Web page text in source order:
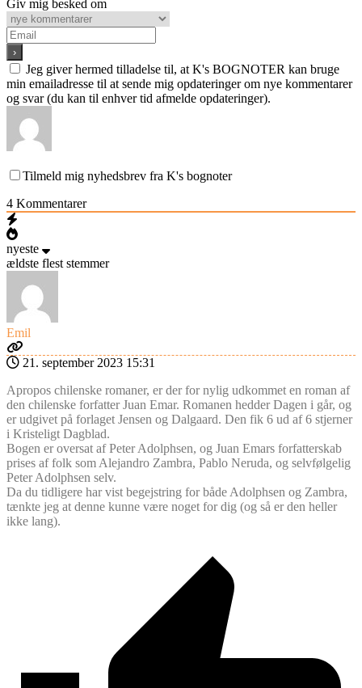
Giv mig besked om
Jeg giver hermed tilladelse til, at K's BOGNOTER kan bruge
min emailadresse til at sende mig opdateringer om nye kommentarer
og svar (du kan til enhver tid afmelde opdateringer).
Tilmeld mig nyhedsbrev fra K's bognoter
4 Kommentarer
nyeste
ældste flest stemmer
Emil
21. september 2023 15:31
Apropos chilenske romaner, er der for nylig udkommet en roman af
den chilenske forfatter Juan Emar. Romanen hedder Dagen i går, og
er udgivet på forlaget Jensen og Dalgaard. Den fik 6 ud af 6 stjerner
i Kristeligt Dagblad.
Bogen er oversat af Peter Adolphsen, og Juan Emars forfatterskab
prises af folk som Alejandro Zambra, Pablo Neruda, og selvfølgelig
Peter Adolphsen selv.
Da du tidligere har vist begejstring for både Adolphsen og Zambra,
tænkte jeg at denne kunne være noget for dig (og så er den heller
ikke lang).